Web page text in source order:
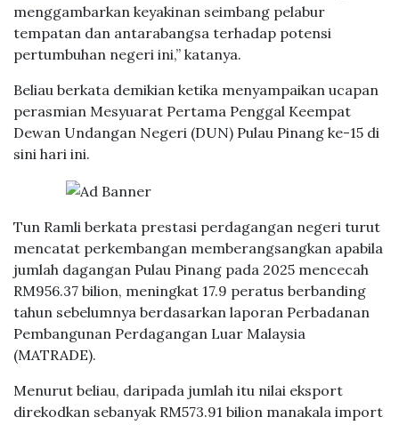
menggambarkan keyakinan seimbang pelabur
tempatan dan antarabangsa terhadap potensi
pertumbuhan negeri ini,” katanya.
Beliau berkata demikian ketika menyampaikan ucapan
perasmian Mesyuarat Pertama Penggal Keempat
Dewan Undangan Negeri (DUN) Pulau Pinang ke-15 di
sini hari ini.
Tun Ramli berkata prestasi perdagangan negeri turut
mencatat perkembangan memberangsangkan apabila
jumlah dagangan Pulau Pinang pada 2025 mencecah
RM956.37 bilion, meningkat 17.9 peratus berbanding
tahun sebelumnya berdasarkan laporan Perbadanan
Pembangunan Perdagangan Luar Malaysia
(MATRADE).
Menurut beliau, daripada jumlah itu nilai eksport
direkodkan sebanyak RM573.91 bilion manakala import